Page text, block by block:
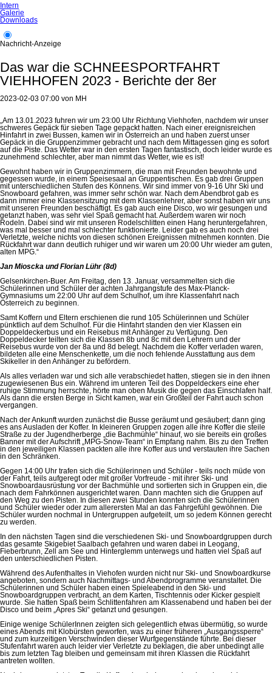
Intern
Galerie
Downloads
Nachricht-Anzeige
Das war die SCHNEESPORTFAHRT
VIEHHOFEN 2023 - Berichte der 8er
2023-02-03 07:00 von MH
„Am 13.01.2023 fuhren wir um 23:00 Uhr Richtung Viehhofen, nachdem wir unser
schweres Gepäck für sieben Tage gepackt hatten. Nach einer ereignisreichen
Hinfahrt in zwei Bussen, kamen wir in Österreich an und haben zuerst unser
Gepäck in die Gruppenzimmer gebracht und nach dem Mittagessen ging es sofort
auf die Piste. Das Wetter war in den ersten Tagen fantastisch, doch leider wurde es
zunehmend schlechter, aber man nimmt das Wetter, wie es ist!
Gewohnt haben wir in Gruppenzimmern, die man mit Freunden bewohnte und
gegessen wurde, in einem Speisesaal an Gruppentischen. Es gab drei Gruppen
mit unterschiedlichen Stufen des Könnens. Wir sind immer von 9-16 Uhr Ski und
Snowboard gefahren, was immer sehr schön war. Nach dem Abendbrot gab es
dann immer eine Klassensitzung mit dem Klassenlehrer, aber sonst haben wir uns
mit unseren Freunden beschäftigt. Es gab auch eine Disco, wo wir gesungen und
getanzt haben, was sehr viel Spaß gemacht hat. Außerdem waren wir noch
Rodeln. Dabei sind wir mit unseren Rodelschlitten einen Hang heruntergefahren,
was mal besser und mal schlechter funktionierte. Leider gab es auch noch drei
Verletzte, welche nichts von diesen schönen Ereignissen mitnehmen konnten. Die
Rückfahrt war dann deutlich ruhiger und wir waren um 20:00 Uhr wieder am guten,
alten MPG.“
Jan Mioscka und Florian Lühr (8d)
Gelsenkirchen-Buer. Am Freitag, den 13. Januar, versammelten sich die
Schülerinnen und Schüler der achten Jahrgangstufe des Max-Planck-
Gymnasiums um 22:00 Uhr auf dem Schulhof, um ihre Klassenfahrt nach
Österreich zu beginnen.
Samt Koffern und Eltern erschienen die rund 105 Schülerinnen und Schüler
pünktlich auf dem Schulhof. Für die Hinfahrt standen den vier Klassen ein
Doppeldeckerbus und ein Reisebus mit Anhänger zu Verfügung. Den
Doppeldecker teilten sich die Klassen 8b und 8c mit den Lehrern und der
Reisebus wurde von der 8a und 8d belegt. Nachdem die Koffer verladen waren,
bildeten alle eine Menschenkette, um die noch fehlende Ausstattung aus dem
Skikeller in den Anhänger zu befördern.
Als alles verladen war und sich alle verabschiedet hatten, stiegen sie in den ihnen
zugewiesenen Bus ein. Während im unteren Teil des Doppeldeckers eine eher
ruhige Stimmung herrschte, hörte man oben Musik die gegen das Einschlafen half.
Als dann die ersten Berge in Sicht kamen, war ein Großteil der Fahrt auch schon
vergangen.
Nach der Ankunft wurden zunächst die Busse geräumt und gesäubert; dann ging
es ans Ausladen der Koffer. In kleineren Gruppen zogen alle ihre Koffer die steile
Straße zu der Jugendherberge „die Bachmühle“ hinauf, wo sie bereits ein großes
Banner mit der Aufschrift „MPG-Snow-Team“ in Empfang nahm. Bis zu den Treffen
in den jeweiligen Klassen packten alle ihre Koffer aus und verstauten ihre Sachen
in den Schränken.
Gegen 14:00 Uhr trafen sich die Schülerinnen und Schüler - teils noch müde von
der Fahrt, teils aufgeregt oder mit großer Vorfreude - mit ihrer Ski- und
Snowboardausrüstung vor der Bachmühle und sortierten sich in Gruppen ein, die
nach dem Fahrkönnen ausgerichtet waren. Dann machten sich die Gruppen auf
den Weg zu den Pisten. In diesen zwei Stunden konnten sich die Schülerinnen
und Schüler wieder oder zum allerersten Mal an das Fahrgefühl gewöhnen. Die
Schüler wurden nochmal in Untergruppen aufgeteilt, um so jedem Können gerecht
zu werden.
In den nächsten Tagen sind die verschiedenen Ski- und Snowboardgruppen durch
das gesamte Skigebiet Saalbach gefahren und waren dabei in Leogang,
Fieberbrunn, Zell am See und Hinterglemm unterwegs und hatten viel Spaß auf
den unterschiedlichen Pisten.
Während des Aufenthaltes in Viehofen wurden nicht nur Ski- und Snowboardkurse
angeboten, sondern auch Nachmittags- und Abendprogramme veranstaltet. Die
Schülerinnen und Schüler haben einen Spieleabend in den Ski- und
Snowboardgruppen verbracht, an dem Karten, Tischtennis oder Kicker gespielt
wurde. Sie hatten Spaß beim Schlittenfahren am Klassenabend und haben bei der
Disco und beim „Apres Ski“ getanzt und gesungen.
Einige wenige SchülerInnen zeigten sich gelegentlich etwas übermütig, so wurde
eines Abends mit Klobürsten geworfen, was zu einer früheren „Ausgangssperre“
und zum kurzeitigen Verschwinden dieser Wurfgegenstände führte. Bei dieser
Stufenfahrt waren auch leider vier Verletzte zu beklagen, die aber unbedingt alle
bis zum letzten Tag bleiben und gemeinsam mit ihren Klassen die Rückfahrt
antreten wollten.